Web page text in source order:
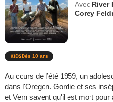
Avec River
Corey
Dès 10 ans
Au cours de l’été 1959, un
dans l'Oregon. Gordie et ses
et Vern savent qu'il est mort